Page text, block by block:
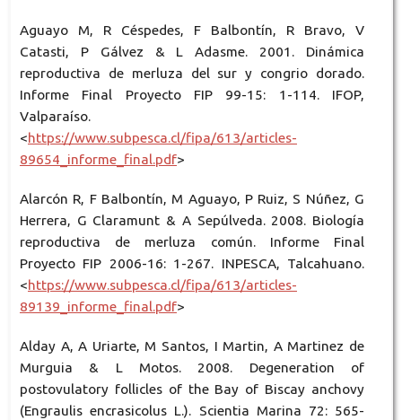
Aguayo M, R Céspedes, F Balbontín, R Bravo, V
Catasti, P Gálvez & L Adasme. 2001. Dinámica
reproductiva de merluza del sur y congrio dorado.
Informe Final Proyecto FIP 99-15: 1-114. IFOP,
Valparaíso.
<https://www.subpesca.cl/fipa/613/articles-
89654_informe_final.pdf>
Alarcón R, F Balbontín, M Aguayo, P Ruiz, S Núñez, G
Herrera, G Claramunt & A Sepúlveda. 2008. Biología
reproductiva de merluza común. Informe Final
Proyecto FIP 2006-16: 1-267. INPESCA, Talcahuano.
<https://www.subpesca.cl/fipa/613/articles-
89139_informe_final.pdf>
Alday A, A Uriarte, M Santos, I Martin, A Martinez de
Murguia & L Motos. 2008. Degeneration of
postovulatory follicles of the Bay of Biscay anchovy
(Engraulis encrasicolus L.). Scientia Marina 72: 565-